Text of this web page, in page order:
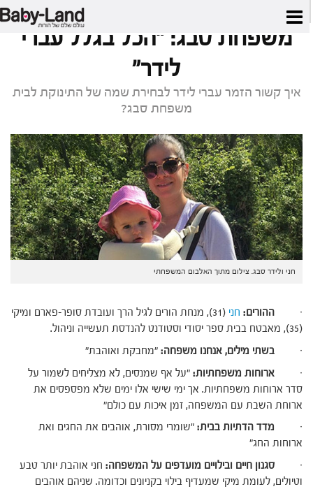
דף הבית משפחת סבג: "הכל בגלל עברי לידר"
משפחת סבג: "הכל בגלל עברי
לידר"
איך קשור הזמר עברי לידר לבחירת שמה של התינוקת לבית
משפחת סבג?
חני ולידר סבג. צילום מתוך האלבום המשפחתי
· ההורים: חני
(31), מנחת הורים לגיל הרך ועובדת סופר-פארם ומיקי
·
בשתי מילים, אנחנו משפחה:"מחבקת ואוהבת"
·
ארוחות משפחתיות:"על אף שמנסים, לא מצליחים לשמור על
סדר ארוחות משפחתיות. אך ימי שישי אלו ימים שלא מפספסים את
ארוחת השבת עם המשפחה, זמן איכות עם כולם"
·
מדד הדתיות בבית:"שומרי מסורת, אוהבים את החגים ואת
ארוחות החג"
·
סגנון חיים ובילויים מועדפים על המשפחה:חני אוהבת יותר טבע
וטיולים, לעומת מיקי שמעדיף בילוי בקניונים וכדומה. שניהם אוהבים